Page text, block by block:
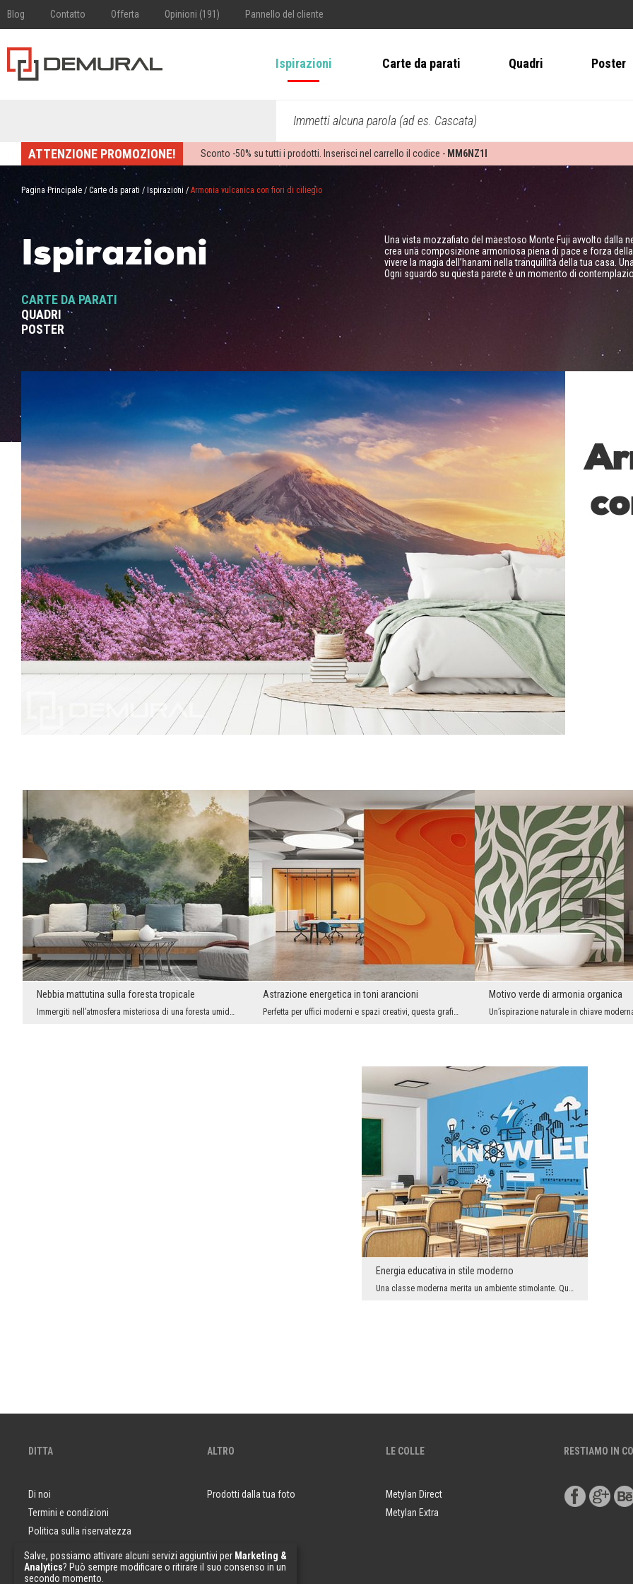
Blog Contatto Offerta Opinioni (191) Pannello del cliente
Ispirazioni Carte da parati Quadri Poster
Immetti alcuna parola (ad es. Cascata)
ATTENZIONE PROMOZIONE! Sconto -50% su tutti i prodotti. Inserisci nel carrello il codice - MM6NZ1I
Pagina Principale / Carte da parati / Ispirazioni / Armonia vulcanica con fiori di ciliegio
Ispirazioni
CARTE DA PARATI
QUADRI
POSTER
Una vista mozzafiato del maestoso Monte Fuji avvolto dalla
crea una composizione armoniosa piena di pace e forza
vivere la magia dell’hanami nella tranquillità della tua casa.
Ogni sguardo su questa parete è un momento di
Nebbia mattutina sulla foresta tropicale
Immergiti nell’atmosfera misteriosa di una foresta umida, dove i raggi del sole mattutino penetra...
Astrazione energetica in toni arancioni
Perfetta per uffici moderni e spazi creativi, questa grafica dinamica cattura l’attenzione e stim...
Motivo verde di armonia organica
Energia educativa in stile moderno
Una classe moderna merita un ambiente stimolante. Questo fotomurale con la scritta dinamica "KNOW...
DITTA
Di noi
Termini e condizioni
Politica sulla riservatezza
Domande e risposte
Campioni di carta da parati
ALTRO
Prodotti dalla tua foto
LE COLLE
Metylan Direct
Metylan Extra
RESTIAMO IN
Salve, possiamo attivare alcuni servizi aggiuntivi per Marketing &
Analytics? Può sempre modificare o ritirare il suo consenso in un
secondo momento.